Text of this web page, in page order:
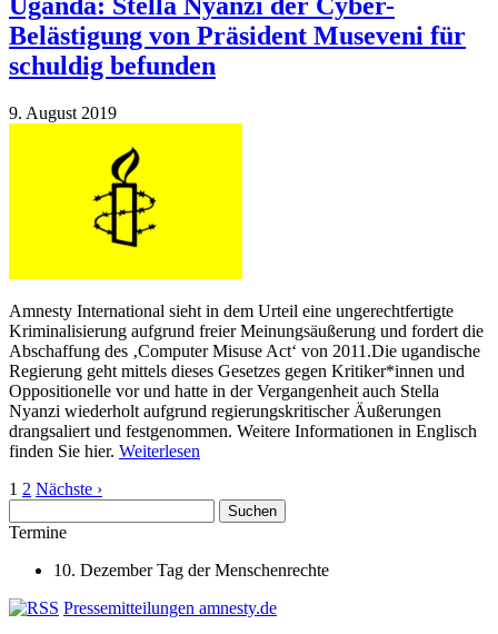
Belästigung von Präsident Museveni für
schuldig befunden
9. August 2019
Amnesty International sieht in dem Urteil eine ungerechtfertigte
Kriminalisierung aufgrund freier Meinungsäußerung und fordert die
Abschaffung des ‚Computer Misuse Act‘ von 2011.Die ugandische
Regierung geht mittels dieses Gesetzes gegen Kritiker*innen und
Oppositionelle vor und hatte in der Vergangenheit auch Stella
Nyanzi wiederholt aufgrund regierungskritischer Äußerungen
drangsaliert und festgenommen. Weitere Informationen in Englisch
finden Sie hier. Weiterlesen
1 2 Nächste ›
nach:
Termine
10. Dezember Tag der Menschenrechte
Pressemitteilungen amnesty.de